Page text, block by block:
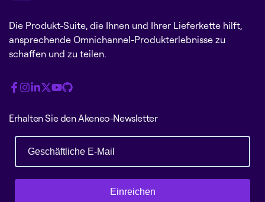
Die Produkt-Suite, die Ihnen und Ihrer Lieferkette hilft,
ansprechende Omnichannel-Produkterlebnisse zu
schaffen und zu teilen.
Erhalten Sie den Akeneo-Newsletter
Einreichen